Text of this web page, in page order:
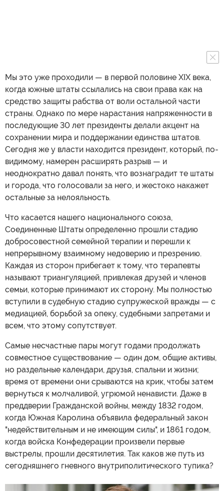
Мы это уже проходили — в первой половине XIX века,
когда южные штаты ссылались на свои права как на
средство защиты рабства от воли остальной части
страны. Однако по мере нарастания напряженности в
последующие 30 лет президенты делали акцент на
сохранении мира и поддержании единства штатов.
Сегодня же у власти находится президент, который, по-
видимому, намерен расширять разрыв — и
неоднократно давал понять, что вознаградит те штаты
и города, что голосовали за него, и жестоко накажет
остальные за нелояльность.
Что касается нашего национального союза,
Соединенные Штаты определенно прошли стадию
добросовестной семейной терапии и перешли к
непрерывному взаимному недоверию и презрению.
Каждая из сторон прибегает к тому, что терапевты
называют триангуляцией, привлекая друзей и членов
семьи, которые принимают их сторону. Мы полностью
вступили в судебную стадию супружеской вражды — с
медиацией, борьбой за опеку, судебными запретами и
всем, что этому сопутствует.
Самые несчастные пары могут годами продолжать
совместное существование — один дом, общие активы,
но раздельные календари, друзья, спальни и жизни;
время от времени они срываются на крик, чтобы затем
вернуться к молчаливой, угрюмой ненависти. Даже в
преддверии Гражданской войны, между 1832 годом,
когда Южная Каролина объявила федеральный закон
"недействительным и не имеющим силы", и 1861 годом,
когда войска Конфедерации произвели первые
выстрелы, прошли десятилетия. Так каков же путь из
сегодняшнего гневного внутриполитического тупика?